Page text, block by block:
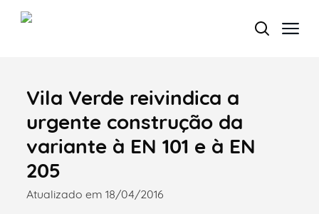
Termo de Pesquisa
Categorias gerais
Vila Verde reivindica a
urgente construção da
variante à EN 101 e à EN
205
Atualizado em 18/04/2016